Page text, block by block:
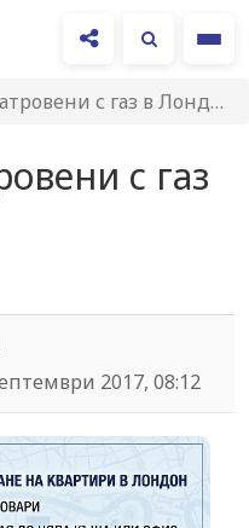
с газ в Лондон
с газ
2017, 08:12